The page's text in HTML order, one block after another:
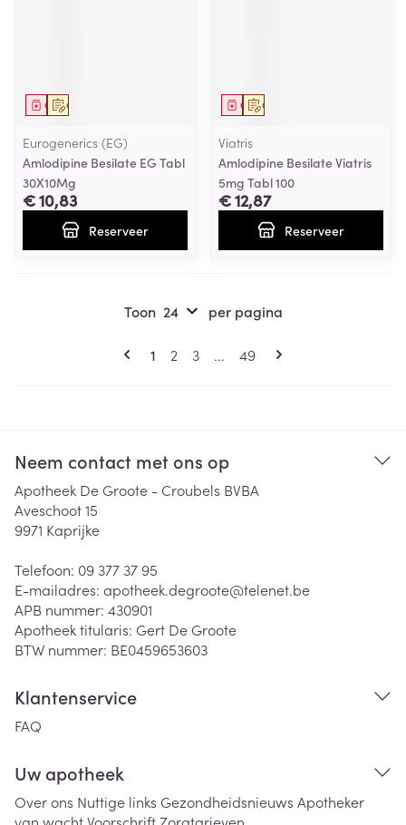
Op voorschrift
Geneesmiddel
Eurogenerics (EG)
Amlodipine Besilate EG Tabl
30X10Mg
€ 10,83
Reserveer
Op voorschrift
Geneesmiddel
Viatris
Amlodipine Besilate Viatris
5mg Tabl 100
€ 12,87
Reserveer
Pagina's
U lees momenteel pagina
1 Pagina
2 Pagina
3 ... Pagina
49
Toon per pagina
Neem contact met ons op
Apotheek De Groote - Croubels BVBA
Aveschoot 15
9971 Kaprijke
Telefoon: 09 377 37 95
E-mailadres: apotheek.degroote@telenet.be
APB nummer: 430901
Apotheek titularis: Gert De Groote
BTW nummer: BE0459653603
Klantenservice
FAQ
Uw apotheek
Over ons Nuttige links Gezondheidsnieuws Apotheker